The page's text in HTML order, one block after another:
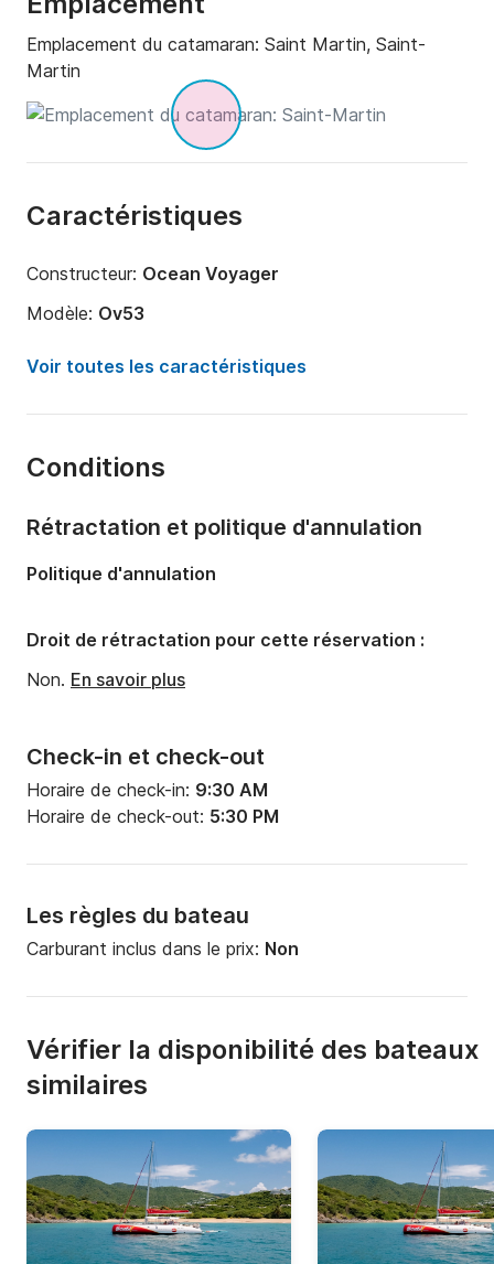
Emplacement du catamaran: Saint Martin, Saint-
Martin
Caractéristiques
Constructeur: Ocean Voyager
Modèle: Ov53
Année:
2017 (Rénové en 2024)
Nombre de couchages:
Nombre de salles de bains:
Tirant d'eau:1.35m
Puissance moteur:160cv
Voir toutes les caractéristiques
Conditions
Check-in et check-out
Horaire de check-in: 9:30 AM
Horaire de check-out: 5:30 PM
Les règles du bateau
Carburant inclus dans le prix: Non
Rétractation et politique d'annulation
Politique d'annulation
Droit de rétractation pour cette réservation :
Non. En savoir plus
Vérifier la disponibilité des bateaux
similaires